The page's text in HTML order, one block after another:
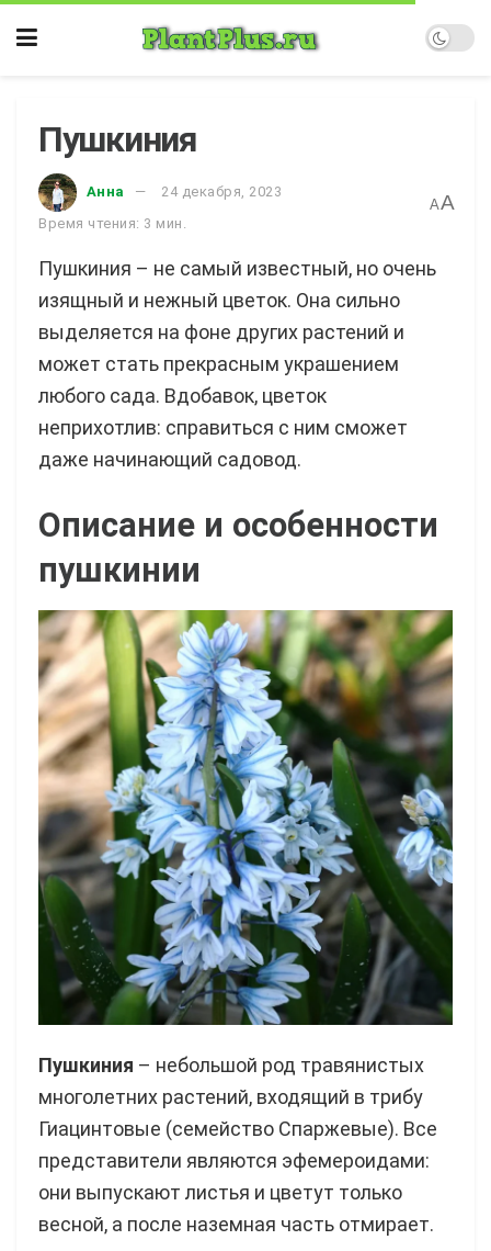
Пушкиния
Анна
24 декабря, 2023
Время чтения: 3 мин.
AA
Пушкиния – не самый известный, но очень
изящный и нежный цветок. Она сильно
выделяется на фоне других растений и
может стать прекрасным украшением
любого сада. Вдобавок, цветок
неприхотлив: справиться с ним сможет
даже начинающий садовод.
Описание и особенности
пушкинии
Пушкиния – небольшой род травянистых
многолетних растений, входящий в трибу
Гиацинтовые (семейство Спаржевые). Все
представители являются эфемероидами:
они выпускают листья и цветут только
весной, а после наземная часть отмирает.